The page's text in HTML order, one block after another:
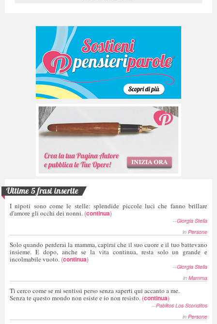
Ultime 5 frasi inserite
I nipoti sono come le stelle: splendide piccole luci che fanno brillare
d'amore gli occhi dei nonni. (continua)
--Giorgia Stella
in Persone
Solo quando perderai la mamma, capirai che il suo cuore e il tuo battevano
insieme. E dopo, anche se la vita continua, resta solo un grande e
incolmabile vuoto. (continua)
--Giorgia Stella
in Mamma
Ti cerco come se mi sentissi perso senza saperti qui accanto a me.
Senza te questo mondo non esiste e io non resisto. (continua)
--Pablitos Los Sconditos
in Persone